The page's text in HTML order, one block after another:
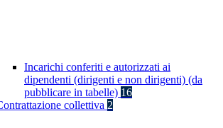
Incarichi conferiti e autorizzati ai
dipendenti (dirigenti e non dirigenti) (da
pubblicare in tabelle) 16
collettiva 2